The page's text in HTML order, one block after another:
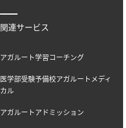
関連サービス
アガルート学習コーチング
医学部受験予備校アガルートメディ
カル
アガルートアドミッション